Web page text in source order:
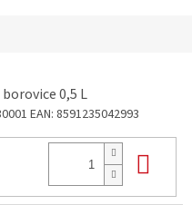
0,5 L
EAN: 8591235042993